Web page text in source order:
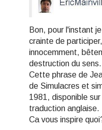
Bon, pour l'instant
crainte de
innocemment,
destruction du sens.
Cette phrase de
de Simulacres et
1981, disponible
traduction anglaise.
Ca vous inspire